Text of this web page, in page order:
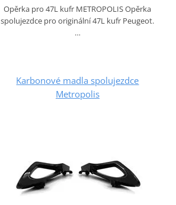
Opěrka pro 47L kufr METROPOLIS Opěrka
spolujezdce pro originální 47L kufr Peugeot.
…
Karbonové madla spolujezdce
Metropolis